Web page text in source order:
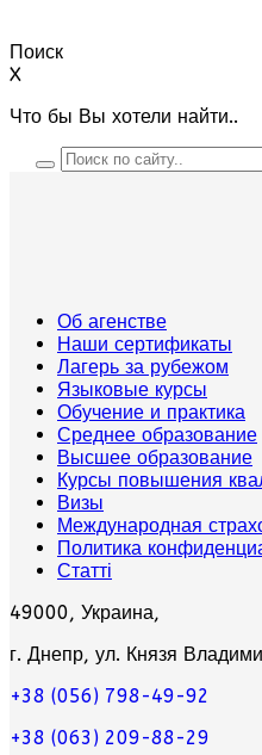
Поиск
X
Что бы Вы хотели найти..
Об агенстве
Наши сертификаты
Лагерь за рубежом
Языковые курсы
Обучение и практика
Среднее образование
Высшее образование
Курсы повышения
Визы
Международная
Политика
Статті
49000, Украина,
г. Днепр, ул. Князя
+38 (056) 798-49-92
+38 (063) 209-88-29